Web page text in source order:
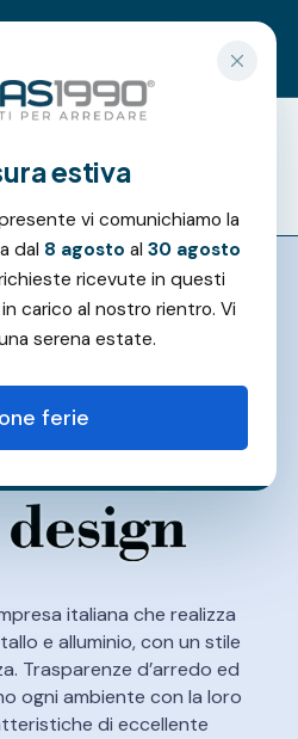
estiva
vi comunichiamo la
dal 8 agosto al 30 agosto
ricevute in questi
carico al nostro rientro. Vi
serena estate.
ferie
italiana che realizza
e alluminio, con un stile
Trasparenze d’arredo ed
ogni ambiente con la loro
di eccellente